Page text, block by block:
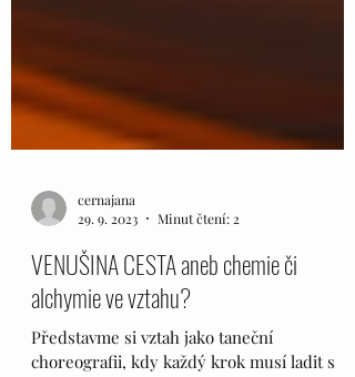
cernajana
29. 9. 2023
Minut čtení: 2
VENUŠINA CESTA aneb chemie či
alchymie ve vztahu?